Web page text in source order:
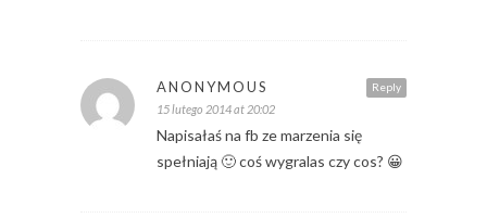
Reply
ANONYMOUS
15 lutego 2014 at 20:02
Napisałaś na fb ze marzenia się
spełniają 🙂 coś wygralas czy cos? 😀